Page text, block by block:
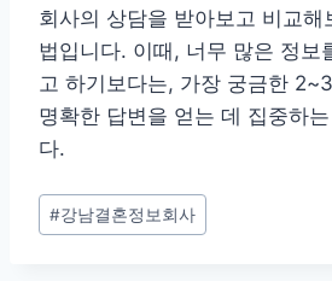
회사의 상담을 받아보고 비교해
법입니다. 이때, 너무 많은 정보
고 하기보다는, 가장 궁금한
명확한 답변을 얻는 데 집중하
다.
Post
Tags:
#강남결혼정보회사